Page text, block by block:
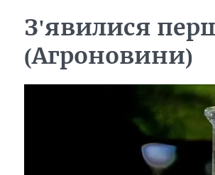
З'явилися
(Агроновини)